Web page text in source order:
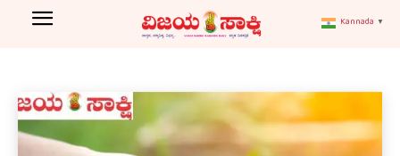
AGRICULTURE Kannada ▼